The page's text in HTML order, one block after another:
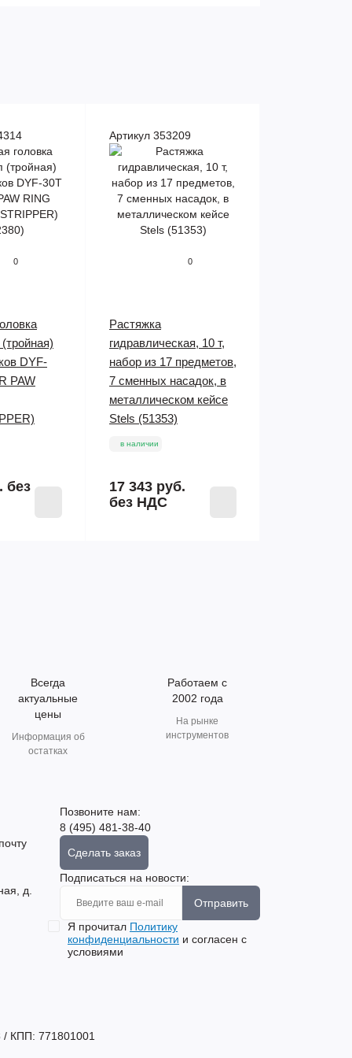
0
DYF-
PAW
без
Артикул 353209
0
Растяжка
гидравлическая, 10 т,
набор из 17 предметов,
7 сменных насадок, в
металлическом кейсе
Stels (51353)
в наличии
17 343 руб.
без НДС
Всегда
актуальные
цены
Информация об
остатках
Работаем с
2002 года
На рынке
инструментов
д.
Позвоните нам:
8 (495) 481-38-40
Сделать заказ
Подписаться на новости:
Отправить
Я прочитал Политику
конфиденциальности и согласен с
условиями
КПП: 771801001